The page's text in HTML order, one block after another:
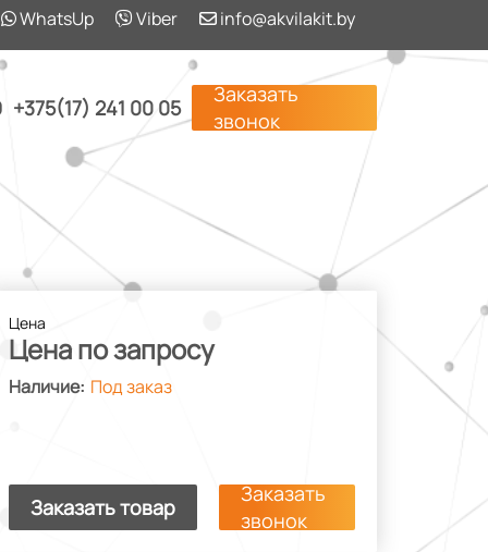
WhatsUp Viber info@akvilakit.by
+375(17) 241 00 05
Заказать
звонок
Цена
Цена по запросу
Под заказ
Заказать товар
Заказать
звонок